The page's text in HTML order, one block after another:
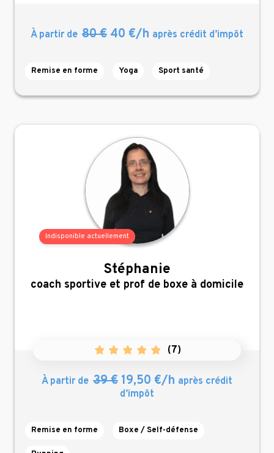
À partir de 80 € 40 €/h après crédit d’impôt
Remise en forme Yoga Sport santé
Indisponible actuellement
Stéphanie
,
coach sportive et prof de boxe à domicile
(7)
À partir de 39 € 19,50 €/h après crédit
d’impôt
Remise en forme Boxe / Self-défense